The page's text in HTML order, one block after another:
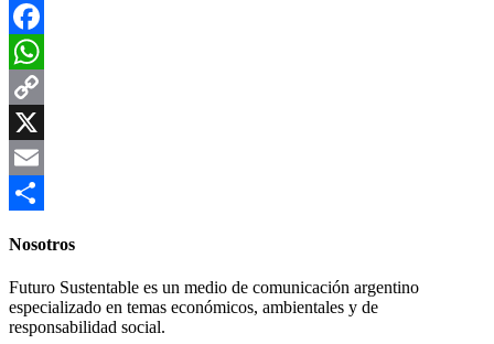
Facebook
WhatsApp
Copy
Link
X
Email
Nosotros
Futuro Sustentable es un medio de comunicación argentino
especializado en temas económicos, ambientales y de
responsabilidad social.